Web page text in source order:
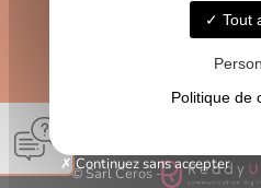
© Sarl Ceros -
Tout
Politique de
Continuez sans accepter